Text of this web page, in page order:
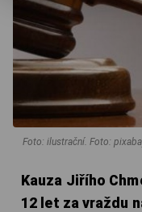
Foto: ilustrační. Foto:
Kauza Jiřího
12 let za vraždu